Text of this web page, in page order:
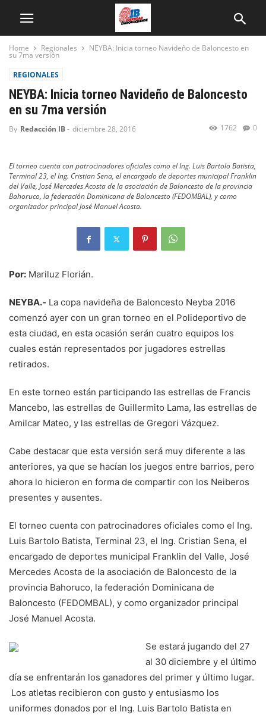
Home Regionales NEYBA: Inicia torneo Navideño de Baloncesto en
su 7ma versión
REGIONALES
NEYBA: Inicia torneo Navideño de Baloncesto
en su 7ma versión
By Redacción IB- diciembre 28, 2016 0
1762
El torneo cuenta con patrocinadores oficiales como el Ing. Luis Bartolo Batista,
Terminal 23, el Ing. Cristian Sena, el encargado de deportes municipal Franklin
del Valle, José Mercedes Acosta de la asociación de Baloncesto de la provincia
Bahoruco, la federación Dominicana de Baloncesto (FEDOMBAL), y como
organizador principal José Manuel Acosta.
Por: Mariluz Florián.
NEYBA.- La copa navideña de Baloncesto Neyba 2016
comenzó ayer con un gran torneo en el Polideportivo de
esta ciudad, en esta ocasión serán cuatro equipos los
cuales están representados por jugadores estrellas
retirados.
En este torneo están participando las estrellas de Francis
Mancebo, las estrellas de Guillermito Lama, las estrellas de
Amilcar Mateo, y las estrellas de Gregori Vázquez.
Cabe destacar que esta versión será muy diferente a las
anteriores, ya que se hacían los juegos entre barrios, pero
ahora lo hicieron en forma de compartir con los Neiberos
presentes y ausentes.
El torneo cuenta con patrocinadores oficiales como el Ing.
Luis Bartolo Batista, Terminal 23, el Ing. Cristian Sena, el
encargado de deportes municipal Franklin del Valle, José
Mercedes Acosta de la asociación de Baloncesto de la
provincia Bahoruco, la federación Dominicana de
Baloncesto (FEDOMBAL), y como organizador principal
José Manuel Acosta.
Se estará jugando del 27
al 30 diciembre y el último
día se enfrentarán los ganadores del primer y último lugar.
Los atletas recibieron con gusto y entusiasmo los
uniformes donados por el Ing. Luis Bartolo Batista en